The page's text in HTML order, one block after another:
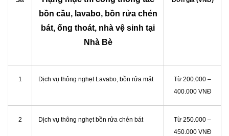
bồn cầu, lavabo, bồn rửa chén
bát, ống thoát, nhà vệ sinh tại
Nhà Bè
1 Dịch vụ thông nghẹt Lavabo, bồn rửa mặt
Từ 200.000 –
400.000 VNĐ
2 Dịch vụ thông nghẹt bồn rửa chén bát
Từ 250.000 –
450.000 VNĐ